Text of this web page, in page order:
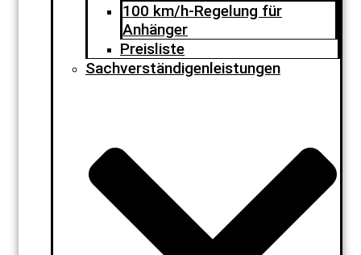
100 km/h-Regelung für
Anhänger
Preisliste
Sachverständigenleistungen